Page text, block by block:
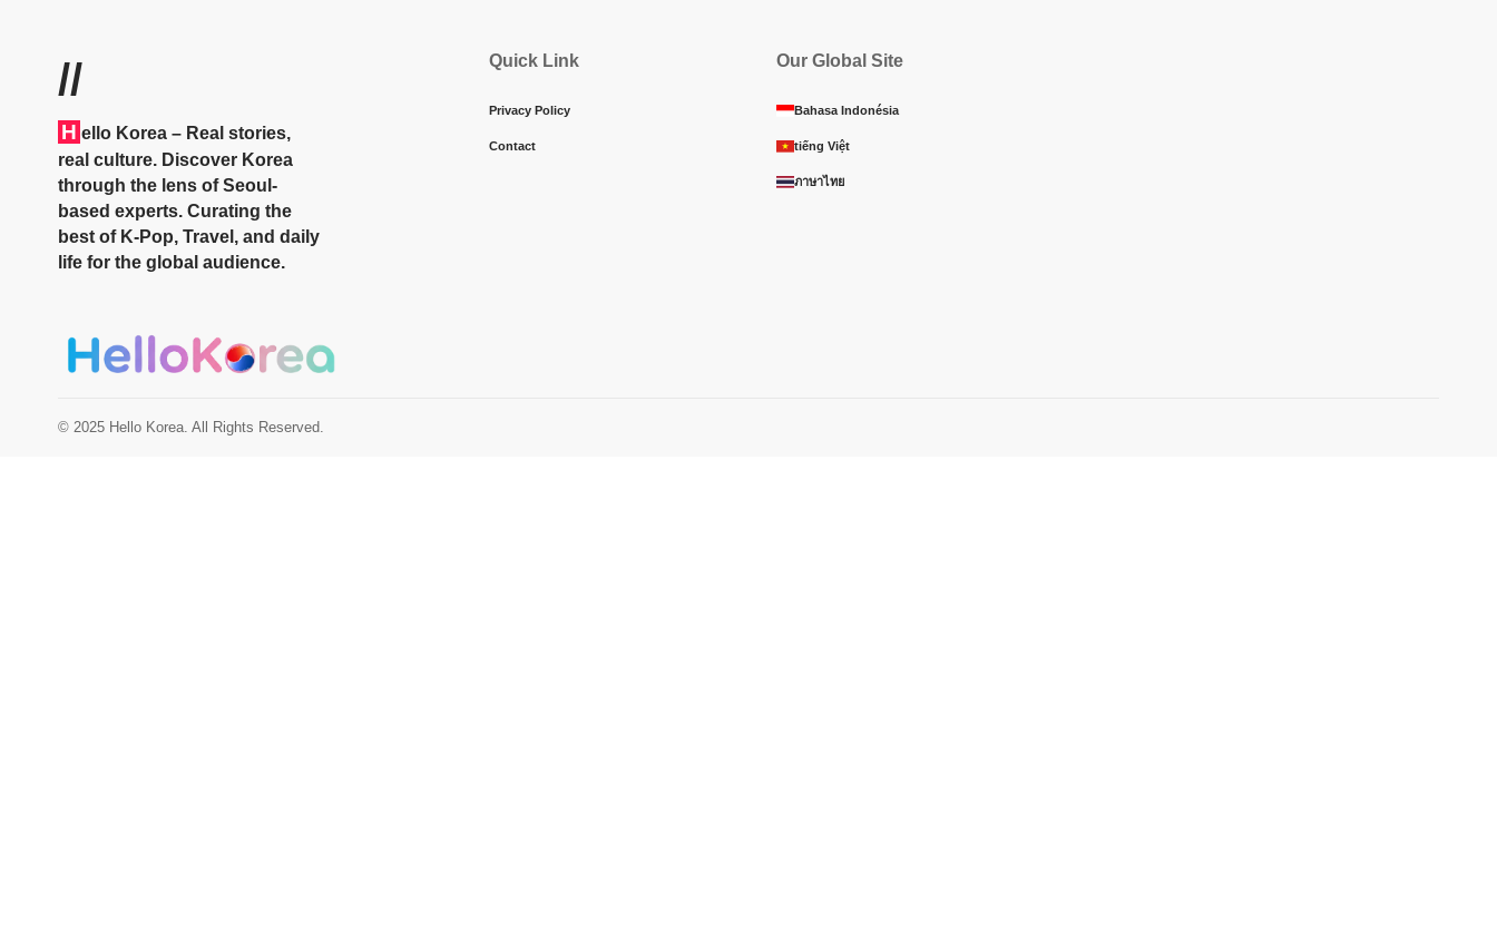
//
H ello Korea – Real stories,
real culture. Discover Korea
through the lens of Seoul-
based experts. Curating the
best of K-Pop, Travel, and daily
life for the global audience.
Quick Link
Privacy Policy
Contact
Our Global Site
Bahasa Indonésia
tiếng Việt
ภาษาไทย
© 2025 Hello Korea. All Rights Reserved.